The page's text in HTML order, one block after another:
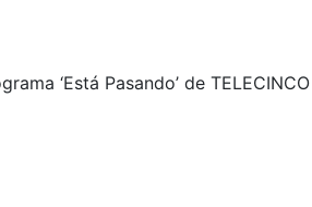
‘Está Pasando’ de